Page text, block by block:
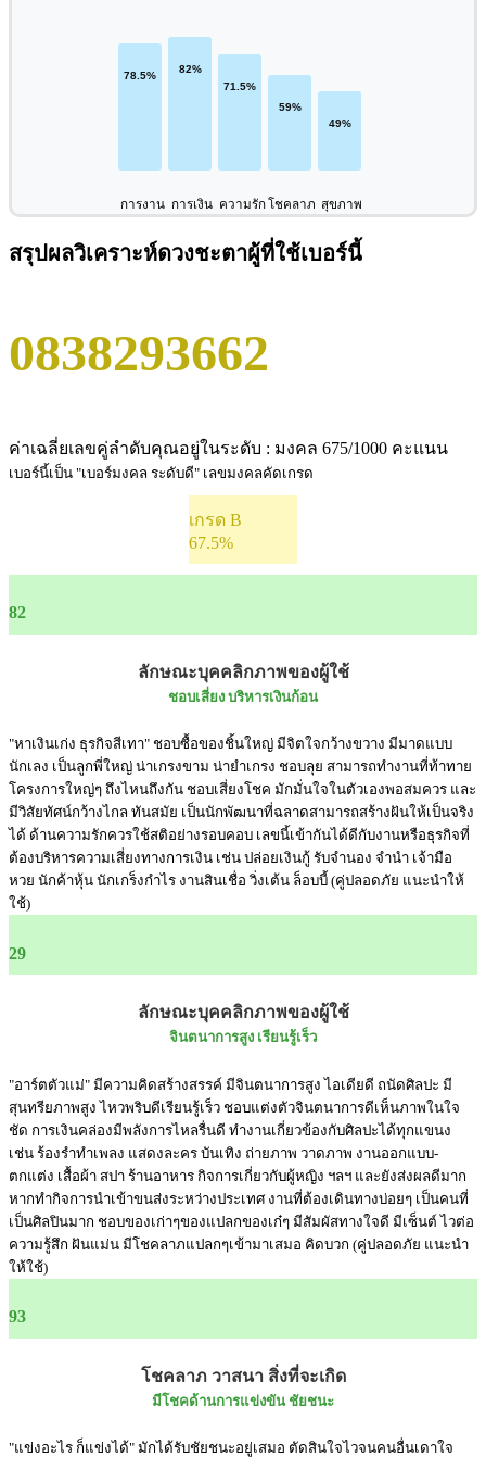
การงาน การเงิน ความรักโชคลาภ สุขภาพ
สรุปผลวิเคราะห์ดวงชะตาผู้ที่ใช้เบอร์นี้
0838293662
ค่าเฉลี่ยเลขคู่ลำดับคุณอยู่ในระดับ : มงคล 675/1000 คะแนน
เบอร์นี้เป็น "เบอร์มงคล ระดับดี" เลขมงคลคัดเกรด
เกรด B
67.5%
82
ลักษณะบุคคลิกภาพของผู้ใช้
ชอบเสี่ยง บริหารเงินก้อน
"หาเงินเก่ง ธุรกิจสีเทา" ชอบซื้อของชิ้นใหญ่ มีจิตใจกว้างขวาง มีมาดแบบ
นักเลง เป็นลูกพี่ใหญ่ น่าเกรงขาม น่ายำเกรง ชอบลุย สามารถทำงานที่ท้าทาย
โครงการใหญ่ๆ ถึงไหนถึงกัน ชอบเสี่ยงโชค มักมั่นใจในตัวเองพอสมควร และ
มีวิสัยทัศน์กว้างไกล ทันสมัย เป็นนักพัฒนาที่ฉลาดสามารถสร้างฝันให้เป็นจริง
ได้ ด้านความรักควรใช้สติอย่างรอบคอบ เลขนี้เข้ากันได้ดีกับงานหรือธุรกิจที่
ต้องบริหารความเสี่ยงทางการเงิน เช่น ปล่อยเงินกู้ รับจำนอง จำนำ เจ้ามือ
หวย นักค้าหุ้น นักเกร็งกำไร งานสินเชื่อ วิ่งเต้น ล็อบบี้ (คู่ปลอดภัย แนะนำให้
ใช้)
29
ลักษณะบุคคลิกภาพของผู้ใช้
จินตนาการสูง เรียนรู้เร็ว
"อาร์ตตัวแม่" มีความคิดสร้างสรรค์ มีจินตนาการสูง ไอเดียดี ถนัดศิลปะ มี
สุนทรียภาพสูง ไหวพริบดีเรียนรู้เร็ว ชอบแต่งตัวจินตนาการดีเห็นภาพในใจ
ชัด การเงินคล่องมีพลังการไหลรื่นดี ทำงานเกี่ยวข้องกับศิลปะได้ทุกแขนง
เช่น ร้องรำทำเพลง แสดงละคร บันเทิง ถ่ายภาพ วาดภาพ งานออกแบบ-
ตกแต่ง เสื้อผ้า สปา ร้านอาหาร กิจการเกี่ยวกับผู้หญิง ฯลฯ และยังส่งผลดีมาก
หากทำกิจการนำเข้าขนส่งระหว่างประเทศ งานที่ต้องเดินทางบ่อยๆ เป็นคนที่
เป็นศิลปินมาก ชอบของเก่าๆของแปลกของเก๋ๆ มีสัมผัสทางใจดี มีเซ็นต์ ไวต่อ
ความรู้สึก ฝันแม่น มีโชคลาภแปลกๆเข้ามาเสมอ คิดบวก (คู่ปลอดภัย แนะนำ
ให้ใช้)
93
โชคลาภ วาสนา สิ่งที่จะเกิด
มีโชคด้านการแข่งขัน ชัยชนะ
"แข่งอะไร ก็แข่งได้" มักได้รับชัยชนะอยู่เสมอ ตัดสินใจไวจนคนอื่นเดาใจ